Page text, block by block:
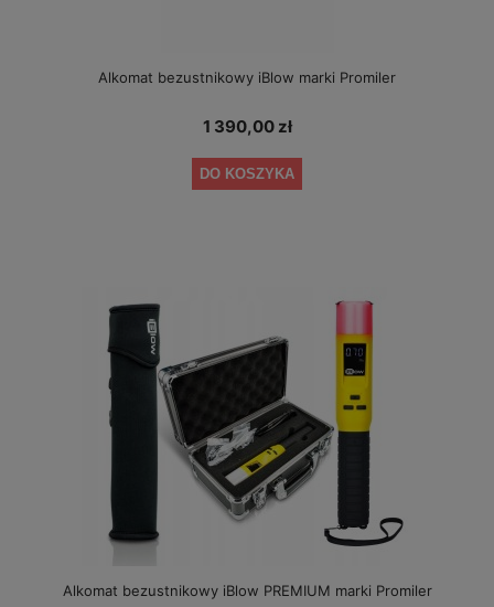
Alkomat bezustnikowy iBlow marki Promiler
1 390,00 zł
DO KOSZYKA
Alkomat bezustnikowy iBlow PREMIUM marki Promiler